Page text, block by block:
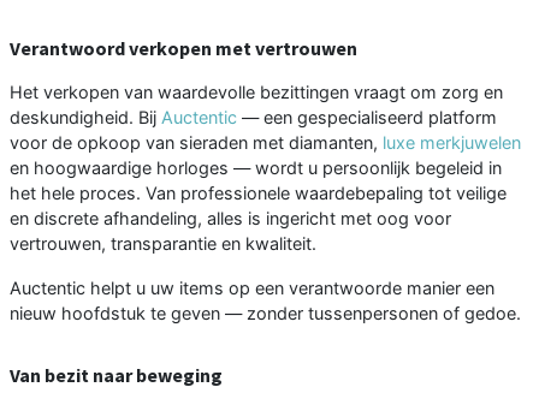
Verantwoord verkopen met vertrouwen
Het verkopen van waardevolle bezittingen vraagt om zorg en
deskundigheid. Bij Auctentic — een gespecialiseerd platform
voor de opkoop van sieraden met diamanten, luxe merkjuwelen
en hoogwaardige horloges — wordt u persoonlijk begeleid in
het hele proces. Van professionele waardebepaling tot veilige
en discrete afhandeling, alles is ingericht met oog voor
vertrouwen, transparantie en kwaliteit.
Auctentic helpt u uw items op een verantwoorde manier een
nieuw hoofdstuk te geven — zonder tussenpersonen of gedoe.
Van bezit naar beweging